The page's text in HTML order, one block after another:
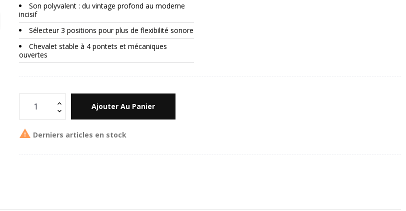
Son polyvalent : du vintage profond au moderne
incisif
Sélecteur 3 positions pour plus de flexibilité sonore
Chevalet stable à 4 pontets et mécaniques
ouvertes
Ajouter Au Panier
 Derniers articles en stock